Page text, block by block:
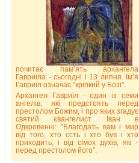
почитає пам’ять архангела
Гавриїла - сьогодні і 13 липня. Ім’я
Гавриїл означає "кріпкий у Бозі".
Архангел Гавриїл - один із семи
ангелів, які предстоять перед
престолом Божим, і про яких згадує
святий євангелист Іван в
Одкровенні: "Благодать вам і мир
від того, хто єсть і хто був і хто
приходить; і від сімох духів, які -
перед престолом його".